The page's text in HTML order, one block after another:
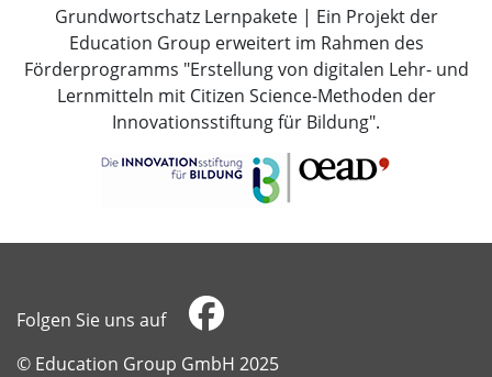
Grundwortschatz Lernpakete | Ein Projekt der
Education Group erweitert im Rahmen des
Förderprogramms "Erstellung von digitalen Lehr- und
Lernmitteln mit Citizen Science-Methoden der
Innovationsstiftung für Bildung".
Folgen Sie uns auf
​​​​​​​© Education Group GmbH 2025